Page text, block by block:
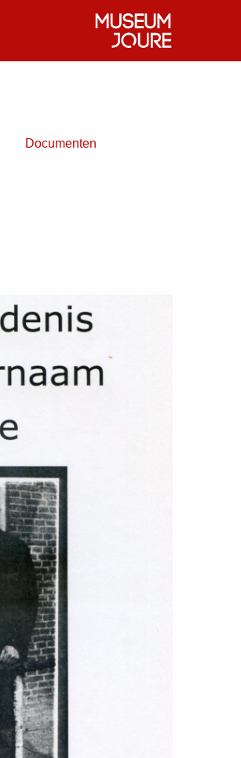
Documenten